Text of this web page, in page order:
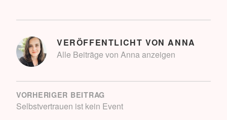
VERÖFFENTLICHT VONANNA
Alle Beiträge von Anna anzeigen
BEITRAGSNAVIGATION
VORHERIGER BEITRAG
Selbstvertrauen ist kein Event